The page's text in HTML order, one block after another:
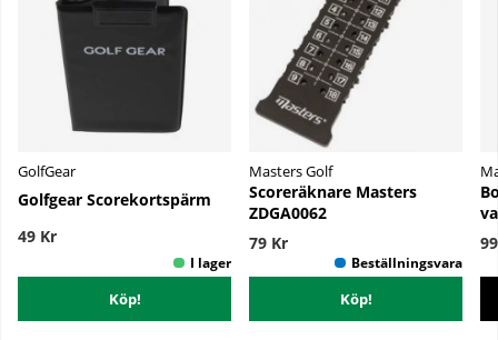
GolfGear
Golfgear Scorekortspärm
49 Kr
Köp!
Masters Golf
Scoreräknare Masters
ZDGA0062
79 Kr
Köp!